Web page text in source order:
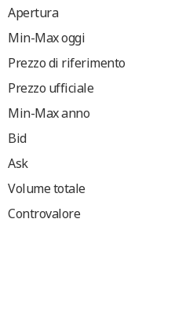
Apertura
Min-Max oggi
Prezzo di riferimento
Prezzo ufficiale
Min-Max anno
Bid
Ask
Volume totale
Controvalore